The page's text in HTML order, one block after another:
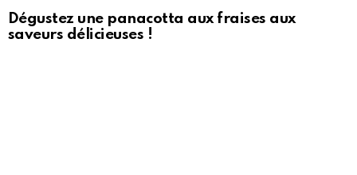
Dégustez une panacotta aux fraises aux
saveurs délicieuses !